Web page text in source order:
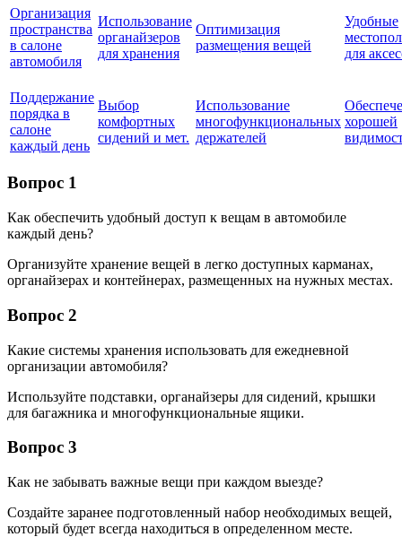
Организация
пространства
в салоне
автомобиля
Использование
органайзеров
для хранения
Оптимизация
размещения вещей
Удобные
для
Поддержание
порядка в
салоне
каждый день
Выбор
комфортных
сидений и мет.
Использование
многофункциональных
держателей
хорошей
Вопрос 1
Как обеспечить удобный доступ к вещам в автомобиле
каждый день?
Организуйте хранение вещей в легко доступных карманах,
органайзерах и контейнерах, размещенных на нужных местах.
Вопрос 2
Какие системы хранения использовать для ежедневной
организации автомобиля?
Используйте подставки, органайзеры для сидений, крышки
для багажника и многофункциональные ящики.
Вопрос 3
Как не забывать важные вещи при каждом выезде?
Создайте заранее подготовленный набор необходимых вещей,
который будет всегда находиться в определенном месте.